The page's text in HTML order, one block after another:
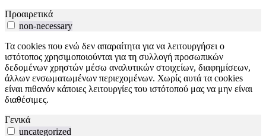
Προαιρετικά
non-necessary
Τα cookies που ενώ δεν απαραίτητα για να λειτουργήσει ο
ιστότοπος χρησιμοποιούνται για τη συλλογή προσωπικών
δεδομένων χρηστών μέσω αναλυτικών στοιχείων, διαφημίσεων,
άλλων ενσωματωμένων περιεχομένων. Χωρίς αυτά τα cookies
είναι πιθανόν κάποιες λειτουργίες του ιστότοπού μας να μην είναι
διαθέσιμες.
Γενικά
uncategorized